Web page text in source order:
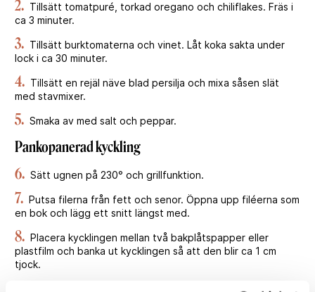
2. Tillsätt tomatpuré, torkad oregano och chiliflakes. Fräs i
ca 3 minuter.
3. Tillsätt burktomaterna och vinet. Låt koka sakta under
lock i ca 30 minuter.
4. Tillsätt en rejäl näve blad persilja och mixa såsen slät
med stavmixer.
5. Smaka av med salt och peppar.
Pankopanerad kyckling
6. Sätt ugnen på 230° och grillfunktion.
7. Putsa filerna från fett och senor. Öppna upp filéerna som
en bok och lägg ett snitt längst med.
8. Placera kycklingen mellan två bakplåtspapper eller
plastfilm och banka ut kycklingen så att den blir ca 1 cm
tjock.
Salta och peppra kycklingen vänd den sedan i mjöl,